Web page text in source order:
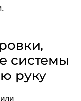
системы
руку